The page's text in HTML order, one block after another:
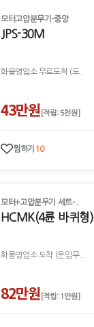
모터고압분무기-중앙
JPS-30M
화물영업소 무료도착 (도..
43만원 [적립: 5천원]
찜하기 10
모터+고압분무기 세트-..
HCMK(4륜 바퀴형)
화물영업소 도착 (운임무..
82만원 [적립: 1만원]